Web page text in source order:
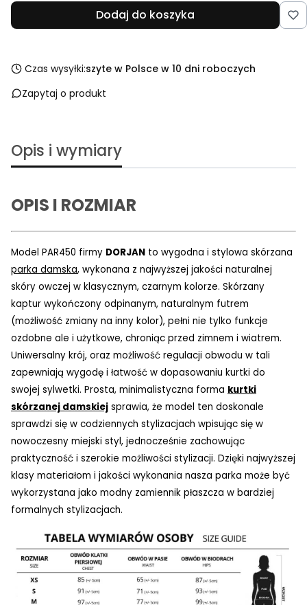
Dodaj do koszyka
Czas wysyłki:szyte w Polsce w 10 dni roboczych
Zapytaj o produkt
Opis i wymiary
OPIS I ROZMIAR
Model PAR450 firmy DORJAN to wygodna i stylowa skórzana
parka damska, wykonana z najwyższej jakości naturalnej
skóry owczej w klasycznym, czarnym kolorze. Skórzany
kaptur wykończony odpinanym, naturalnym futrem
(możliwość zmiany na inny kolor), pełni nie tylko funkcje
ozdobne ale i użytkowe, chroniąc przed zimnem i wiatrem.
Uniwersalny krój, oraz możliwość regulacji obwodu w tali
zapewniają wygodę i łatwość w dopasowaniu kurtki do
swojej sylwetki. Prosta, minimalistyczna forma kurtki
skórzanej damskiej sprawia, że model ten doskonale
sprawdzi się w codziennych stylizacjach wpisując się w
nowoczesny miejski styl, jednocześnie zachowując
praktyczność i szerokie możliwości stylizacji. Dzięki najwyższej
klasy materiałom i jakości wykonania nasza parka może być
wykorzystana jako modny zamiennik płaszcza w bardziej
formalnych stylizacjach.